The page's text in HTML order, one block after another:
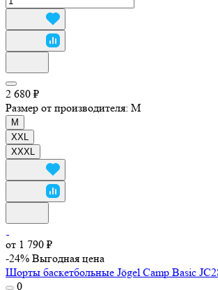
2 680 ₽
Размер от производителя: M
M
XXL
XXXL
от 1 790 ₽
-24% Выгодная цена
Шорты баскетбольные Jögel Camp Basic
0